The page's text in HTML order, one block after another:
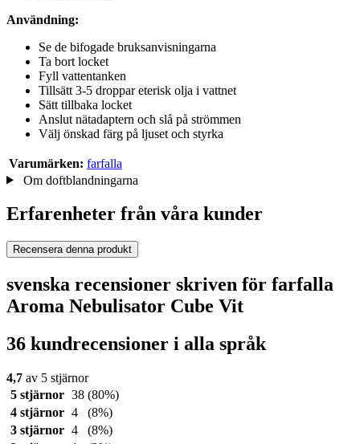
Användning:
Se de bifogade bruksanvisningarna
Ta bort locket
Fyll vattentanken
Tillsätt 3-5 droppar eterisk olja i vattnet
Sätt tillbaka locket
Anslut nätadaptern och slå på strömmen
Välj önskad färg på ljuset och styrka
Varumärken: farfalla
Om doftblandningarna
Erfarenheter från våra kunder
Recensera denna produkt
svenska recensioner skriven för farfalla
Aroma Nebulisator Cube Vit
36 kundrecensioner i alla språk
4,7 av 5 stjärnor
5 stjärnor 38 (80%)
4 stjärnor 4
(8%)
3 stjärnor 4
(8%)